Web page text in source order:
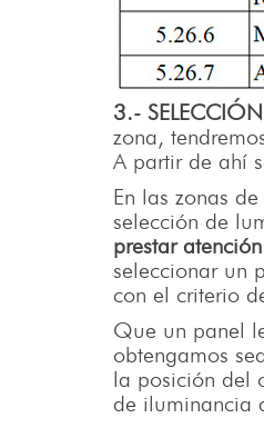
3.-
zona,
A partir de ahí
En las zonas
selección de
prestar
seleccionar un
con el criterio
Que un panel
obtengamos
la posición del
de iluminancia